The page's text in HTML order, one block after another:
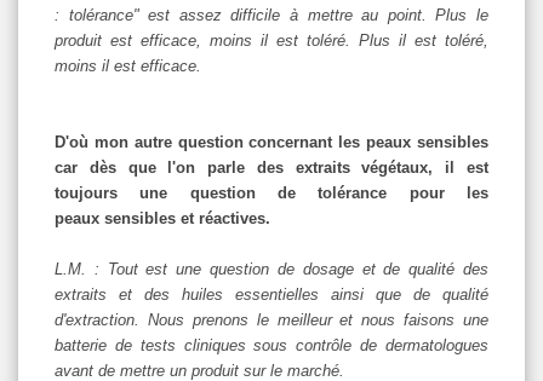
: tolérance" est assez difficile à mettre au point. Plus le
produit est efficace, moins il est toléré. Plus il est toléré,
moins il est efficace.
D'où mon autre question concernant les peaux sensibles
car dès que l'on parle des extraits végétaux, il est
toujours une question de tolérance pour les
peaux sensibles et réactives.
L.M. : Tout est une question de dosage et de qualité des
extraits et des huiles essentielles ainsi que de qualité
d'extraction. Nous prenons le meilleur et nous faisons une
batterie de tests cliniques sous contrôle de dermatologues
avant de mettre un produit sur le marché.